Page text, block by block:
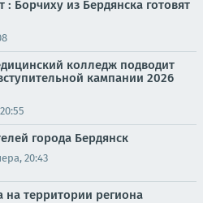
: Борчиху из Бердянска готовят
колледж подводит
кампании 2026
города Бердянск
20:43
на территории региона